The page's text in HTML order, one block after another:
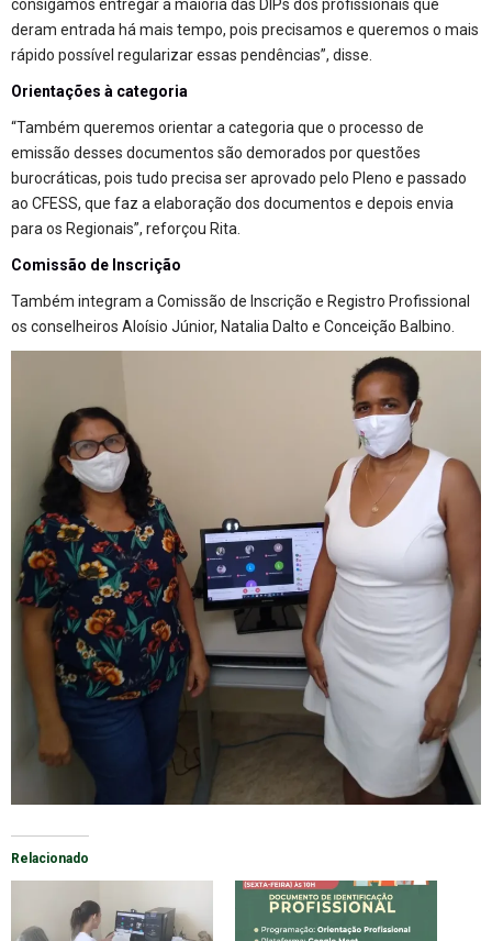
consigamos entregar a maioria das DIPs dos profissionais que
deram entrada há mais tempo, pois precisamos e queremos o mais
rápido possível regularizar essas pendências”, disse.
Orientações à categoria
“Também queremos orientar a categoria que o processo de
emissão desses documentos são demorados por questões
burocráticas, pois tudo precisa ser aprovado pelo Pleno e passado
ao CFESS, que faz a elaboração dos documentos e depois envia
para os Regionais”, reforçou Rita.
Comissão de Inscrição
Também integram a Comissão de Inscrição e Registro Profissional
os conselheiros Aloísio Júnior, Natalia Dalto e Conceição Balbino.
Relacionado